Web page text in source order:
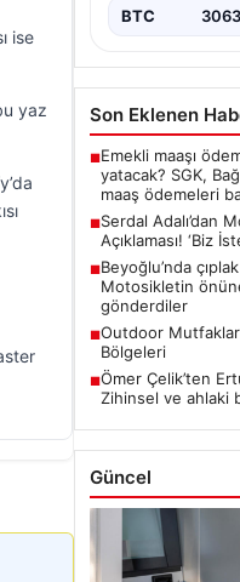
ise
yaz
BTC
Son Eklenen
■Emekli maaşı
yatacak? SGK,
maaş ödemeleri
■Serdal Adalı’dan
Açıklaması! ‘Biz
■Beyoğlu’nda
Motosikletin
gönderdiler
■Outdoor
Bölgeleri
■Ömer Çelik’ten
Zihinsel ve ahlaki
Güncel